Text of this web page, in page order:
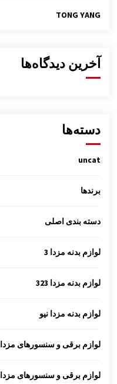
TONG YANG
آخرین دیدگاه‌ها
دسته‌ها
uncat
برندها
دسته بندی اصلی
لوازم بدنه مزدا 3
لوازم بدنه مزدا 323
لوازم بدنه مزدا نیو
لوازم برقی و سنسورهای مزدا 3
لوازم برقی و سنسورهای مزدا 323